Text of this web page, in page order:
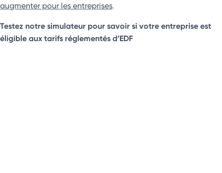
augmenter pour les entreprises.
Testez notre simulateur pour savoir si votre entreprise est
éligible aux tarifs réglementés d’EDF